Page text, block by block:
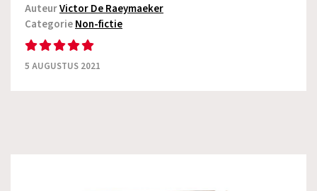
AuteurVictor De Raeymaeker
CategorieNon-fictie
5 AUGUSTUS 2021